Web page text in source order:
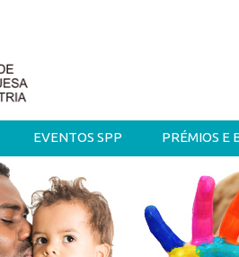
EVENTOS SPP PRÉMIOS E